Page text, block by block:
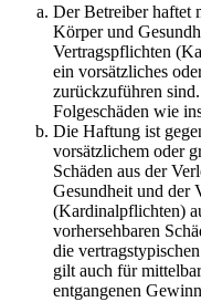
Der Betreiber haftet
Körper und
Vertragspflichten
ein vorsätzliches
zurückzuführen
Folgeschäden wie
Die Haftung ist
vorsätzlichem oder
Schäden aus der
Gesundheit und der
(Kardinalpflichten)
vorhersehbaren
die
gilt auch für
entgangenen